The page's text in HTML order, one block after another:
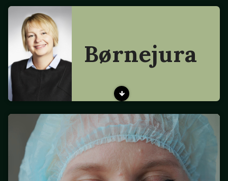
Børnejura